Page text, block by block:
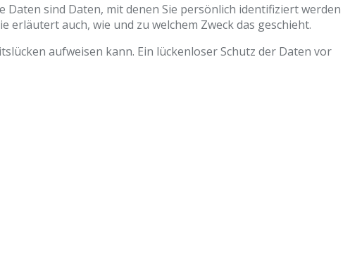
sind Daten, mit denen Sie persönlich identifiziert werden
auch, wie und zu welchem Zweck das geschieht.
aufweisen kann. Ein lückenloser Schutz der Daten vor